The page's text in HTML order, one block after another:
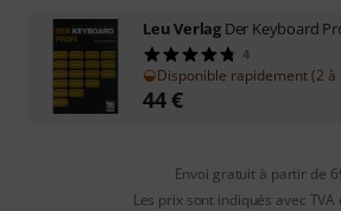
Leu Verlag Der Keyboard
4
Disponible rapidement (2 à
44€
Envoi gratuit à partir de
Les prix sont indiqués avec